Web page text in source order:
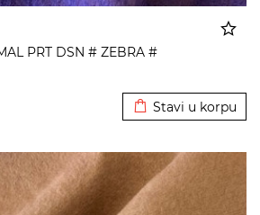
PRT DSN # ZEBRA #
Stavi u korpu